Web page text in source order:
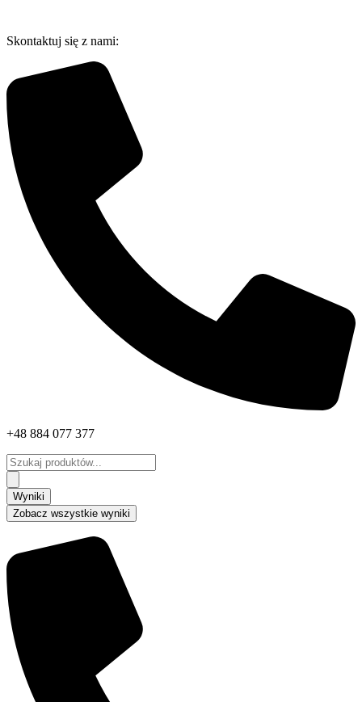
treści
Skontaktuj się z nami:
+48 884 077 377
Search
...
Wyniki
Zobacz wszystkie wyniki